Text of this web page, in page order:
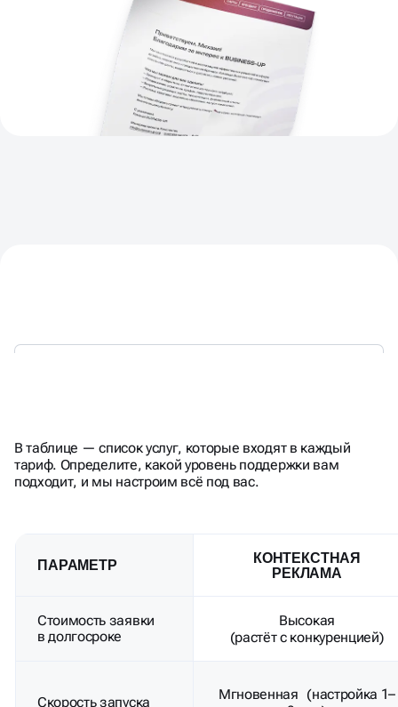
КОНТЕКСТ И АВИТО
В таблице — список услуг, которые входят в каждый
тариф. Определите, какой уровень поддержки вам
подходит, и мы настроим всё под вас.
ПАРАМЕТР
КОНТЕКСТНАЯ
РЕКЛАМА
Стоимость заявки
в долгосроке
Высокая
(растёт с конкуренцией)
Скорость запуска
Мгновенная (настройка 1–